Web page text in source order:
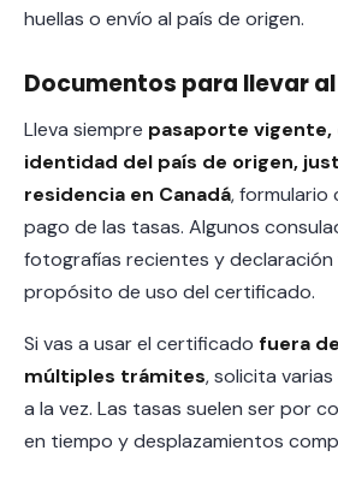
huellas o envío al país de origen.
Documentos para llevar
Lleva siempre pasaporte
identidad del país de origen,
residencia en Canadá, formulario
pago de las tasas. Algunos
fotografías recientes y declaración
propósito de uso del certificado.
Si vas a usar el certificado fuera
múltiples trámites, solicita
a la vez. Las tasas suelen ser por
en tiempo y desplazamientos